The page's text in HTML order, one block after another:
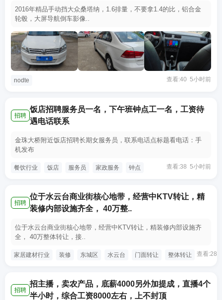
2016年精品手动挡大众桑塔纳，1.6排量，不要拿1.4的比，铝合金
轮毂，大屏导航倒车影像..
nodte 查看:40 5小时前
招聘
饭店招聘服务员一名，下午班钟点工一名，工资待
遇电话联系
金珠大桥附近饭店招聘长期女服务员，联系电话点标题看电话：手
机发布
餐饮行业 饭店 服务员 家政服务 钟点 查看:38 5小时前
招聘
位于水云台商业街核心地带，经营中KTV转让，精
装修内部设施齐全， 40万整..
位于水云台商业街核心地带，经营中KTV转让，精装修内部设施齐
全， 40万整体转让，接..
家居建材行业 装修 东城区 水云台 门面转让 整体转让 查看:28
招聘
招主播，卖农产品，底薪4000另外加提成，直播4个
半小时，综合工资8000左右，上不封顶